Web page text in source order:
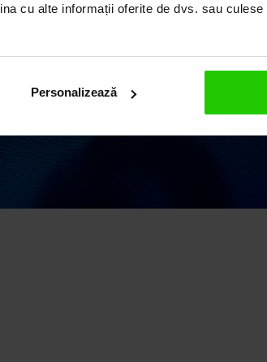
cu alte informații oferite de dvs. sau
Personalizează
în